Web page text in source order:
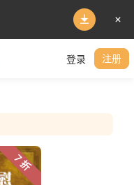
登录 注册
7 折